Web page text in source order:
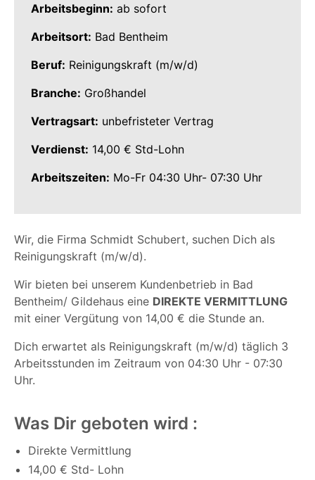
Wir, die Firma Schmidt Schubert, suchen Dich als
Reinigungskraft (m/w/d).
Wir bieten bei unserem Kundenbetrieb in Bad
Bentheim/ Gildehaus eine DIREKTE VERMITTLUNG
mit einer Vergütung von 14,00 € die Stunde an.
Dich erwartet als Reinigungskraft (m/w/d) täglich 3
Arbeitsstunden im Zeitraum von 04:30 Uhr - 07:30
Uhr.
Was Dir geboten wird :
Direkte Vermittlung
14,00 € Std- Lohn
Arbeitsbeginn: ab sofort
Arbeitsort: Bad Bentheim
Beruf: Reinigungskraft (m/w/d)
Branche: Großhandel
Vertragsart: unbefristeter Vertrag
Verdienst: 14,00 € Std-Lohn
Arbeitszeiten: Mo-Fr 04:30 Uhr- 07:30 Uhr